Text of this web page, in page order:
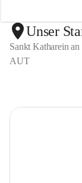
e
n
Unser
Sankt Katharein
AUT